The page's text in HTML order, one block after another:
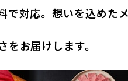
で対応。想いを込めた
お届けします。